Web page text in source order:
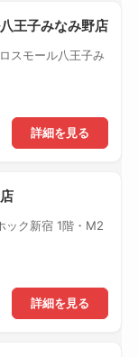
王子みなみ野店
スモール八王子み
詳細を見る
ック新宿 1階・M2
詳細を見る